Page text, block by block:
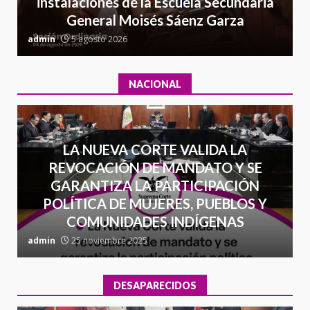
16 julio 2026
General Moisés Sáenz Garza
admin 5 agosto 2026
NACIONAL
LA NUEVA CORTE VALIDA LA
REVOCACIÓN DE MANDATO Y SE
GARANTIZA LA PARTICIPACIÓN
POLÍTICA DE MUJERES, PUEBLOS Y
COMUNIDADES INDÍGENAS
admin 25 noviembre 2025
DESAPARECIDOS